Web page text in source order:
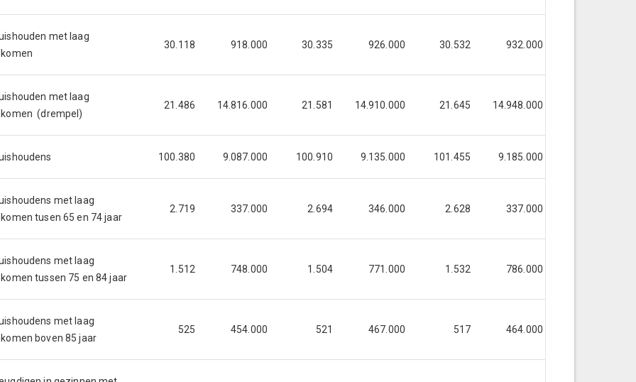
met laag
30.118 918.000 30.335 926.000 30.532 932.000
met laag
(drempel)
21.486 14.816.000 21.581 14.910.000 21.645 14.948.000
100.380 9.087.000 100.910 9.135.000 101.455 9.185.000
met laag
tusen 65 en 74 jaar
2.719 337.000 2.694 346.000 2.628 337.000
met laag
tussen 75 en 84 jaar
1.512 748.000 1.504 771.000 1.532 786.000
met laag
boven 85 jaar
525 454.000 521 467.000 517 464.000